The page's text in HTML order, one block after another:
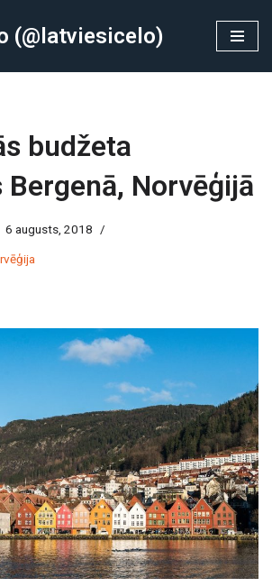
(@latviesicelo)
budžeta
Norvēģijā
6 augusts, 2018